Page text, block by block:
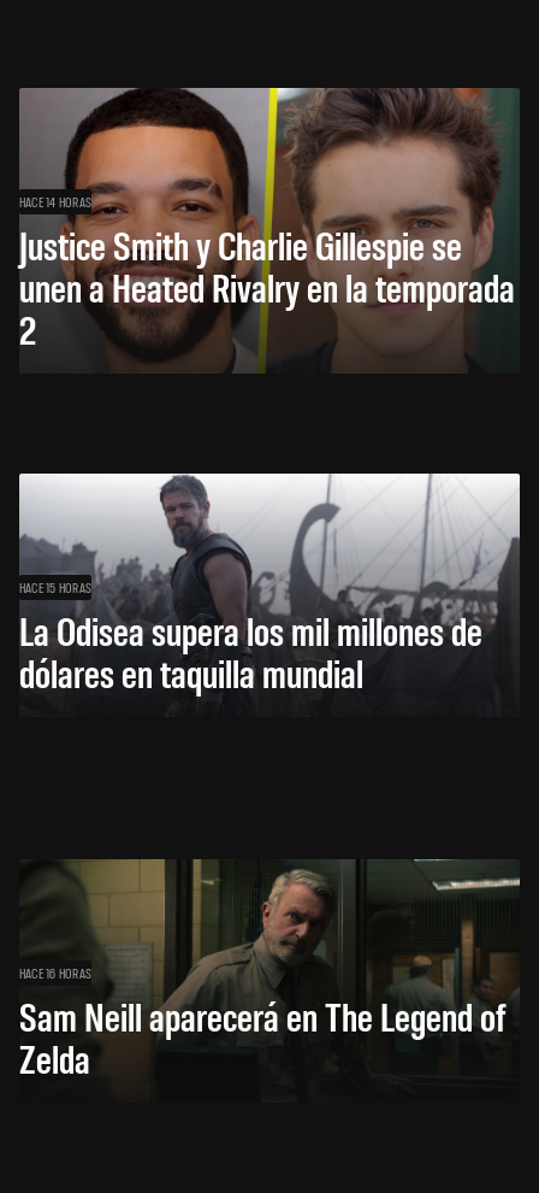
HACE 14 HORAS
Justice Smith y Charlie Gillespie se
unen a Heated Rivalry en la temporada
2
HACE 15 HORAS
La Odisea supera los mil millones de
dólares en taquilla mundial
HACE 16 HORAS
Sam Neill aparecerá en The Legend of
Zelda